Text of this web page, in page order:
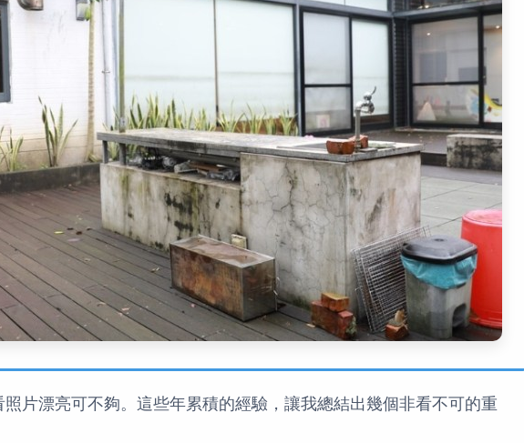
照片漂亮可不夠。這些年累積的經驗，讓我總結出幾個非看不可的重